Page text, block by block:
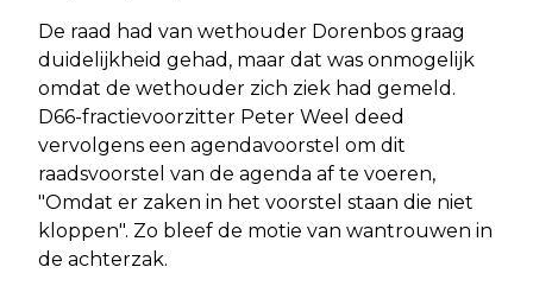
De raad had van wethouder Dorenbos graag
duidelijkheid gehad, maar dat was onmogelijk
omdat de wethouder zich ziek had gemeld.
D66-fractievoorzitter Peter Weel deed
vervolgens een agendavoorstel om dit
raadsvoorstel van de agenda af te voeren,
"Omdat er zaken in het voorstel staan die niet
kloppen". Zo bleef de motie van wantrouwen in
de achterzak.